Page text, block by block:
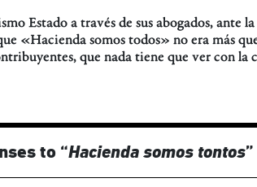
Estado a través de sus abogados,
«Hacienda somos todos» no era más
que nada tiene que ver con la
to “Hacienda somos tontos”